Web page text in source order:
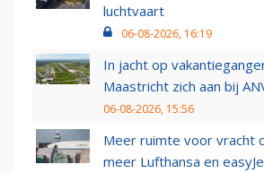
luchtvaart
06-08-2026, 16:19
In jacht op
Maastricht zich aan bij
06-08-2026, 15:56
Meer ruimte voor vracht
meer Lufthansa en